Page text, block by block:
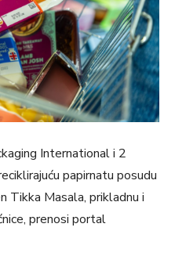
International i 2
papirnatu posudu
Tikka Masala, prikladnu i
prenosi portal